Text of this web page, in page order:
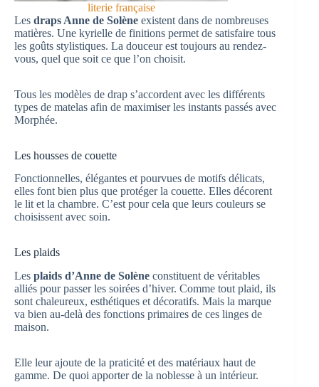
literie française
Les draps Anne de Solène existent dans de nombreuses
matières. Une kyrielle de finitions permet de satisfaire tous
les goûts stylistiques. La douceur est toujours au rendez-
vous, quel que soit ce que l’on choisit.
Tous les modèles de drap s’accordent avec les différents
types de matelas afin de maximiser les instants passés avec
Morphée.
Les housses de couette
Fonctionnelles, élégantes et pourvues de motifs délicats,
elles font bien plus que protéger la couette. Elles décorent
le lit et la chambre. C’est pour cela que leurs couleurs se
choisissent avec soin.
Les plaids
Les plaids d’Anne de Solène constituent de véritables
alliés pour passer les soirées d’hiver. Comme tout plaid, ils
sont chaleureux, esthétiques et décoratifs. Mais la marque
va bien au-delà des fonctions primaires de ces linges de
maison.
Elle leur ajoute de la praticité et des matériaux haut de
gamme. De quoi apporter de la noblesse à un intérieur.